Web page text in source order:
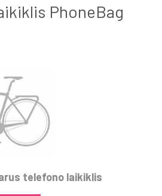
PhoneBag
telefono laikiklis